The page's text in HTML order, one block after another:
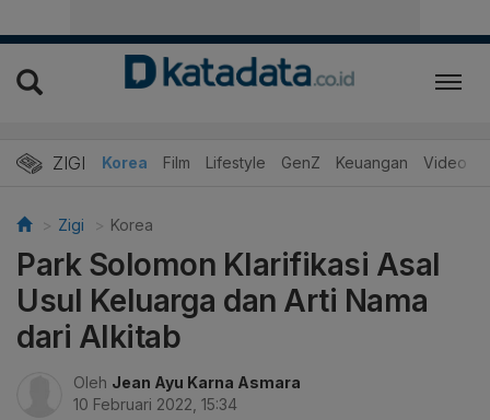
ZIGI
Hits Korea Film Lifestyle GenZ Keuangan Video
Zigi Korea
Park Solomon Klarifikasi Asal
Usul Keluarga dan Arti Nama
dari Alkitab
Oleh Jean Ayu Karna Asmara
10 Februari 2022, 15:34